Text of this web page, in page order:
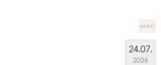
weiter
24.07.
2026